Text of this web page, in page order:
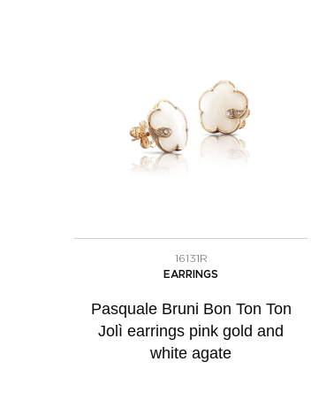
16131R
EARRINGS
Pasquale Bruni Bon Ton Ton
Jolì earrings pink gold and
white agate